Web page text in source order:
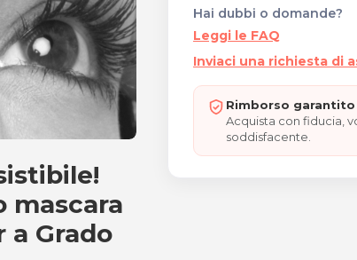
mascara
a Grado
Hai dubbi o domande?
Leggi le FAQ
Inviaci una richiesta di
Rimborso
Acquista con fiducia,
soddisfacente.